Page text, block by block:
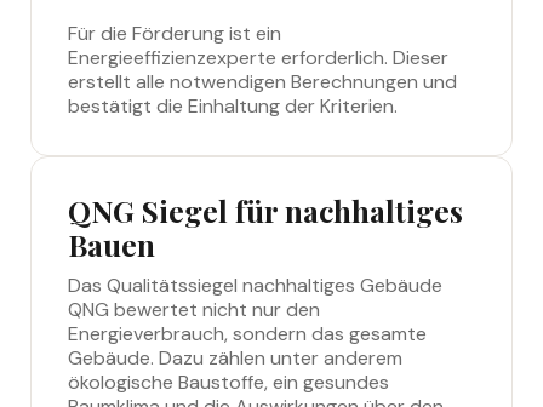
Für die Förderung ist ein
Energieeffizienzexperte erforderlich. Dieser
erstellt alle notwendigen Berechnungen und
bestätigt die Einhaltung der Kriterien.
QNG Siegel für nachhaltiges
Bauen
Das Qualitätssiegel nachhaltiges Gebäude
QNG bewertet nicht nur den
Energieverbrauch, sondern das gesamte
Gebäude. Dazu zählen unter anderem
ökologische Baustoffe, ein gesundes